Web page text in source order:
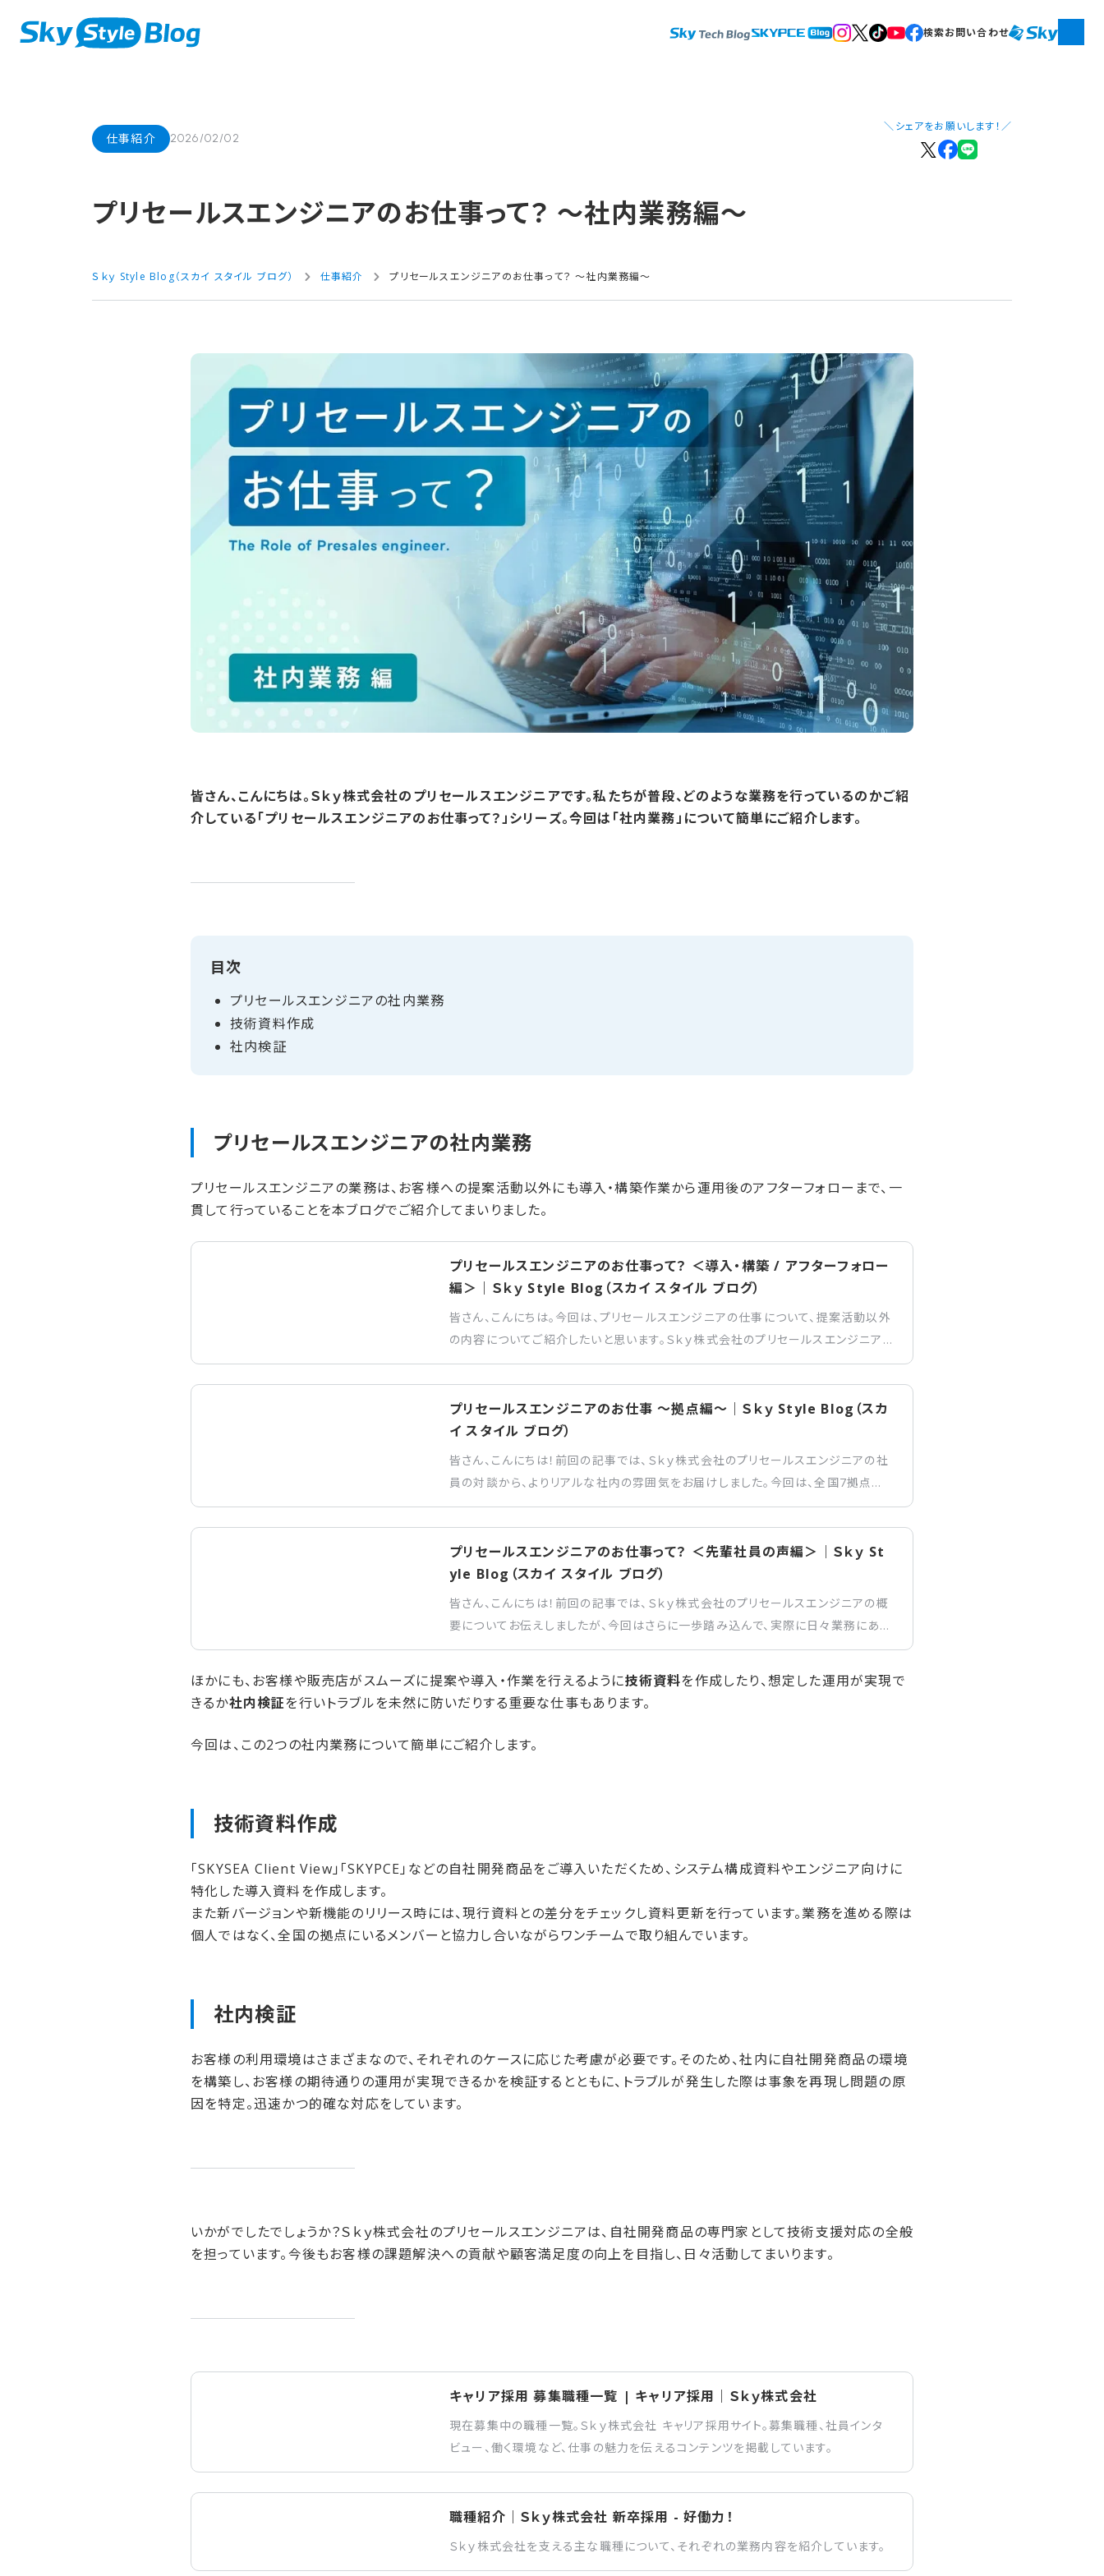
検索お問い合わせ
仕事紹介 2026/02/02
＼シェアをお願いします！／
プリセールスエンジニアの​お仕事って？​ ～社内業務編～
Ｓｋｙ Style Blog（スカイ スタイル ブログ） 仕事紹介 プリセールスエンジニアのお仕事って？ ～社内業務編～
皆さん、こんにちは。Ｓｋｙ株式会社のプリセールスエンジニアです。私たちが普段、どのような業務を行っているのかご紹
介している「プリセールスエンジニアのお仕事って？」シリーズ。今回は「社内業務」について簡単にご紹介します。
目次
プリセールスエンジニアの​社内業務
技術資料作成
社内検証
プリセールスエンジニアの​社内業務
プリセールスエンジニアの業務は、お客様への提案活動以外にも導入・構築作業から運用後のアフターフォローまで、一
貫して行っていることを本ブログでご紹介してまいりました。
プリセールスエンジニアのお仕事って？ ＜導入・構築 / アフターフォロー
編＞｜Ｓｋｙ Style Blog（スカイ スタイル ブログ）
皆さん、こんにちは。今回は、プリセールスエンジニアの仕事について、提案活動以外
の内容についてご紹介したいと思います。Ｓｋｙ株式会社のプリセールスエンジニア
は、提案活動が主な業務ですが、導入・構築作業やアフターフォローも担当します。
お客様と直接打ち合わせを行い、システムの運用設計やインストール作業を実施し、
運用中のトラブル対応も担当します。これにより、お客様との信頼関係を築き、顧客満
足度の向上を目指しています。
プリセールスエンジニアのお仕事 ～拠点編～｜Ｓｋｙ Style Blog（スカ
イ スタイル ブログ）
皆さん、こんにちは！前回の記事では、Ｓｋｙ株式会社のプリセールスエンジニアの社
員の対談から、よりリアルな社内の雰囲気をお届けしました。今回は、全国7拠点に
在籍しているプリセールスエンジニアの中から、仙台支社で働く社員の仕事内容と
魅力についてご紹介したいと思います。
プリセールスエンジニアのお仕事って？ ＜先輩社員の声編＞｜Ｓｋｙ St
yle Blog（スカイ スタイル ブログ）
皆さん、こんにちは！前回の記事では、Ｓｋｙ株式会社のプリセールスエンジニアの概
要についてお伝えしましたが、今回はさらに一歩踏み込んで、実際に日々業務にあた
っている社員の対談を通じてその魅力をお届けします。転職のきっかけや入社後の
までお楽しみください。
ほかにも、お客様や販売店がスムーズに提案や導入・作業を行えるように技術資料を作成したり、想定した運用が実現で
きるか社内検証を行いトラブルを未然に防いだりする重要な仕事もあります。
今回は、この2つの社内業務について簡単にご紹介します。
技術資料作成
「SKYSEA Client View」「SKYPCE」などの自社開発商品をご導入いただくため、システム構成資料やエンジニア向けに
特化した導入資料を作成します。
また新バージョンや新機能のリリース時には、現行資料との差分をチェックし資料更新を行っています。業務を進める際は
個人ではなく、全国の拠点にいるメンバーと協力し合いながらワンチームで取り組んでいます。
社内検証
お客様の利用環境はさまざまなので、それぞれのケースに応じた考慮が必要です。そのため、社内に自社開発商品の環境
を構築し、お客様の期待通りの運用が実現できるかを検証するとともに、トラブルが発生した際は事象を再現し問題の原
因を特定。迅速かつ的確な対応をしています。
いかがでしたでしょうか？Ｓｋｙ株式会社のプリセールスエンジニアは、自社開発商品の専門家として技術支援対応の全般
を担っています。今後もお客様の課題解決への貢献や顧客満足度の向上を目指し、日々活動してまいります。
キャリア採用 募集職種一覧 | キャリア採用｜Ｓｋｙ株式会社
現在募集中の職種一覧。Ｓｋｙ株式会社 キャリア採用サイト。募集職種、社員インタ
ビュー、働く環境など、仕事の魅力を伝えるコンテンツを掲載しています。
職種紹介｜Ｓｋｙ株式会社 新卒採用 - 好働力！
Ｓｋｙ株式会社を支える主な職種について、それぞれの業務内容を紹介しています。